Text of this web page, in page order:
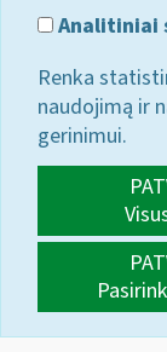
Analitiniai
Renka
naudojimą ir
gerinimui.